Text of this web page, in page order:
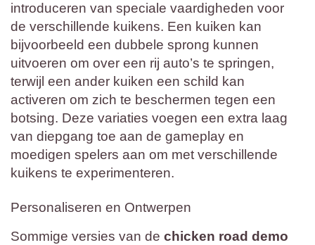
introduceren van speciale vaardigheden voor
de verschillende kuikens. Een kuiken kan
bijvoorbeeld een dubbele sprong kunnen
uitvoeren om over een rij auto’s te springen,
terwijl een ander kuiken een schild kan
activeren om zich te beschermen tegen een
botsing. Deze variaties voegen een extra laag
van diepgang toe aan de gameplay en
moedigen spelers aan om met verschillende
kuikens te experimenteren.
Personaliseren en Ontwerpen
Sommige versies van de chicken road demo